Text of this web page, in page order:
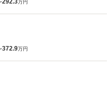
292.3万円
372.9万円